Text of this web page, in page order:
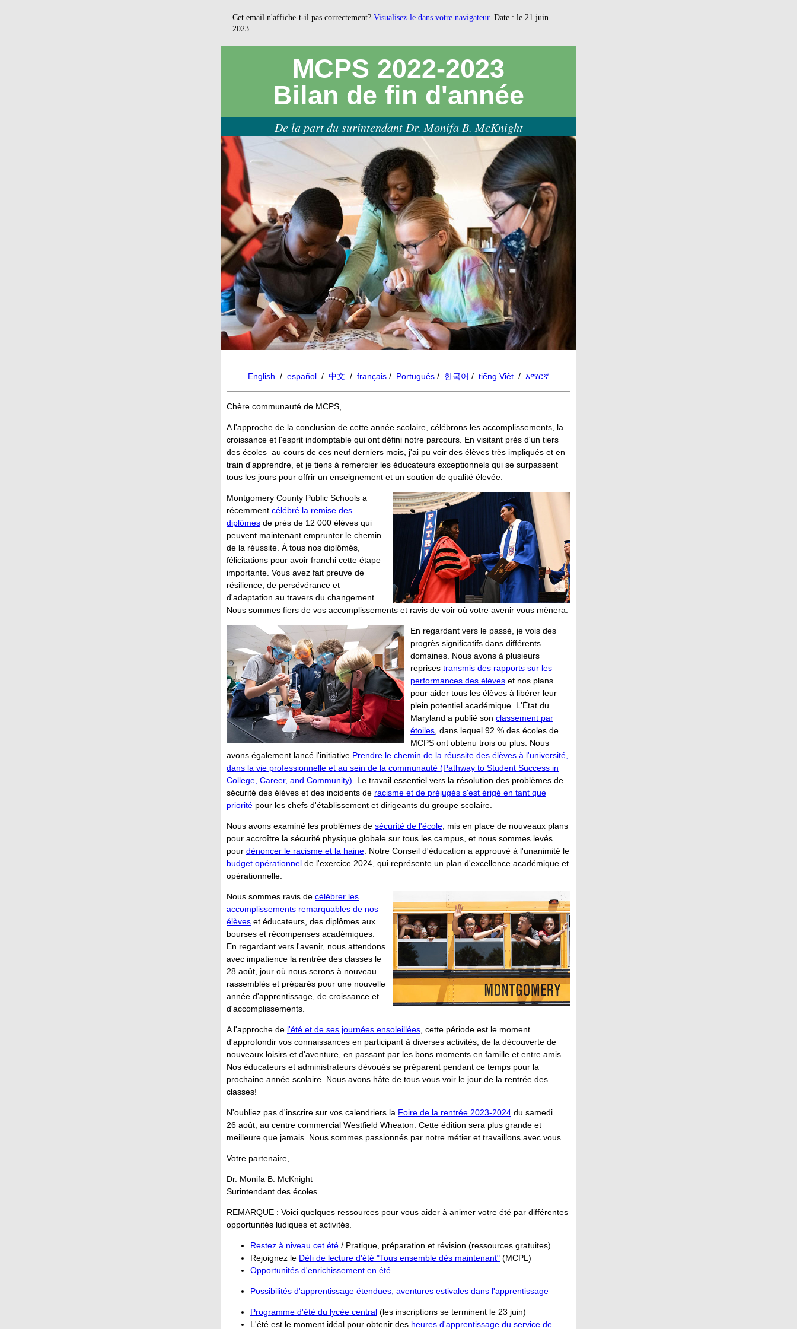
Cet email n'affiche-t-il pas correctement? Visualisez-le dans votre navigateur. Date : le 21 juin
2023
MCPS 2022-2023
Bilan de fin d'année
De la part du surintendant Dr. Monifa B. McKnight
English / español / 中文 / français / Português / 한국어 / tiếng Việt / አማርኛ
Chère communauté de MCPS,
A l'approche de la conclusion de cette année scolaire, célébrons les accomplissements, la
croissance et l'esprit indomptable qui ont défini notre parcours. En visitant près d'un tiers
des écoles au cours de ces neuf derniers mois, j'ai pu voir des élèves très impliqués et en
train d'apprendre, et je tiens à remercier les éducateurs exceptionnels qui se surpassent
tous les jours pour offrir un enseignement et un soutien de qualité élevée.
Montgomery County Public Schools a
récemment célébré la remise des
diplômes de près de 12 000 élèves qui
peuvent maintenant emprunter le chemin
de la réussite. À tous nos diplômés,
félicitations pour avoir franchi cette étape
importante. Vous avez fait preuve de
résilience, de persévérance et
d'adaptation au travers du changement.
Nous sommes fiers de vos accomplissements et ravis de voir où votre avenir vous mènera.
En regardant vers le passé, je vois des
progrès significatifs dans différents
domaines. Nous avons à plusieurs
reprises transmis des rapports sur les
performances des élèves et nos plans
pour aider tous les élèves à libérer leur
plein potentiel académique. L'État du
Maryland a publié son classement par
étoiles , dans lequel 92 % des écoles de
MCPS ont obtenu trois ou plus. Nous
avons également lancé l'initiative Prendre le chemin de la réussite des élèves à l'université,
dans la vie professionnelle et au sein de la communauté (Pathway to Student Success in
College, Career, and Community) . Le travail essentiel vers la résolution des problèmes de
sécurité des élèves et des incidents de racisme et de préjugés s'est érigé en tant que
priorité pour les chefs d'établissement et dirigeants du groupe scolaire.
Nous avons examiné les problèmes de sécurité de l'école , mis en place de nouveaux plans
pour accroître la sécurité physique globale sur tous les campus, et nous sommes levés
pour dénoncer le racisme et la haine . Notre Conseil d'éducation a approuvé à l'unanimité le
budget opérationnel de l'exercice 2024, qui représente un plan d'excellence académique et
opérationnelle.
Nous sommes ravis de célébrer les
accomplissements remarquables de nos
élèves et éducateurs, des diplômes aux
bourses et récompenses académiques.
En regardant vers l'avenir, nous attendons
avec impatience la rentrée des classes le
28 août, jour où nous serons à nouveau
rassemblés et préparés pour une nouvelle
année d'apprentissage, de croissance et
d'accomplissements.
A l'approche de l'été et de ses journées ensoleillées , cette période est le moment
d'approfondir vos connaissances en participant à diverses activités, de la découverte de
nouveaux loisirs et d'aventure, en passant par les bons moments en famille et entre amis.
Nos éducateurs et administrateurs dévoués se préparent pendant ce temps pour la
prochaine année scolaire. Nous avons hâte de tous vous voir le jour de la rentrée des
classes!
N'oubliez pas d'inscrire sur vos calendriers la Foire de la rentrée 2023-2024 du samedi
26 août, au centre commercial Westfield Wheaton. Cette édition sera plus grande et
meilleure que jamais. Nous sommes passionnés par notre métier et travaillons avec vous.
Votre partenaire,
Dr. Monifa B. McKnight
Surintendant des écoles
REMARQUE : Voici quelques ressources pour vous aider à animer votre été par différentes
opportunités ludiques et activités.
Restez à niveau cet été / Pratique, préparation et révision (ressources gratuites)
Rejoignez le Défi de lecture d'été "Tous ensemble dès maintenant" (MCPL)
Opportunités d'enrichissement en été
Possibilités d'apprentissage étendues, aventures estivales dans l'apprentissage
Programme d'été du lycée central (les inscriptions se terminent le 23 juin)
L'été est le moment idéal pour obtenir des heures d'apprentissage du service de